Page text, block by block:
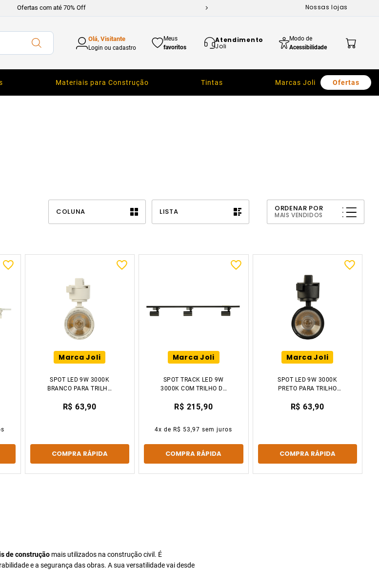
Ofertas com até 70% Off Nossas lojas
Olá, Visitante
Login ou cadastro
Meus
favoritos
Atendimento
Joli
Modo de
Acessibilidade
Materiais para Construção Tintas Marcas Joli Ofertas
COLUNA LISTA ORDENAR POR
MAIS VENDIDOS
Marca Joli
SPOT LED 9W 3000K
BRANCO PARA TRILHO
R$ 63,90
COMPRA RÁPIDA
Marca Joli
SPOT TRACK LED 9W
3000K COM TRILHO DE
ELETRIFICADO DE 1M
R$ 215,90
4x de R$ 53,97 sem juros
COMPRA RÁPIDA
Marca Joli
SPOT LED 9W 3000K
PRETO PARA TRILHO
R$ 63,90
COMPRA RÁPIDA
de construção mais utilizados na construção civil. É
e a segurança das obras. A sua versatilidade vai desde